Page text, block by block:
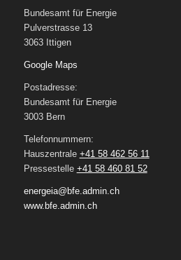
Bundesamt für Energie
Pulverstrasse 13
3063 Ittigen
Google Maps
Postadresse:
Bundesamt für Energie
3003 Bern
Telefonnummern:
Hauszentrale +41 58 462 56 11
Pressestelle +41 58 460 81 52
energeia@bfe.admin.ch
www.bfe.admin.ch